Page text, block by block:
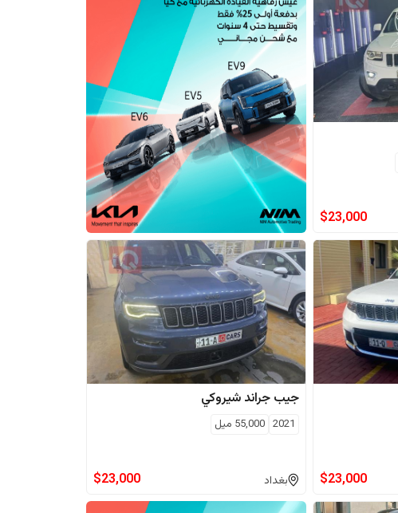
$23,000
$23,000
جيب جراند شيروكي
2021
55,000 ميل
بغداد $23,000